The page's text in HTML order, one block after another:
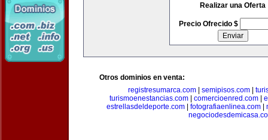
Realizar una Oferta
Precio Ofrecido $
Otros dominios en venta:
registresumarca.com| semipisos.com|
turismoenestancias.com
comercioenred.com
estrellasdeldeporte.com
fotografiaenlinea.com